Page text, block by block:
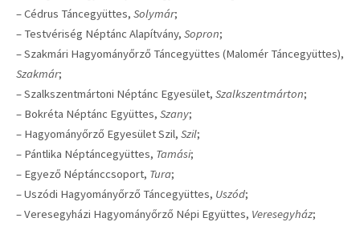
– Cédrus Táncegyüttes, Solymár;
– Testvériség Néptánc Alapítvány, Sopron;
– Szakmári Hagyományőrző Táncegyüttes (Malomér Táncegyüttes),
Szakmár;
– Szalkszentmártoni Néptánc Egyesület, Szalkszentmárton;
– Bokréta Néptánc Együttes, Szany;
– Hagyományőrző Egyesület Szil, Szil;
– Pántlika Néptáncegyüttes, Tamási;
– Egyező Néptánccsoport, Tura;
– Uszódi Hagyományőrző Táncegyüttes, Uszód;
– Veresegyházi Hagyományőrző Népi Együttes, Veresegyház;